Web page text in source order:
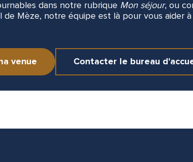
dans notre rubrique Mon séjour, ou
de Mèze, notre équipe est là pour vous aider
venue Contacter le bureau